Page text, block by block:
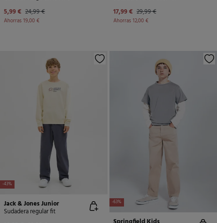
5,99 € 24,99 €
Ahorras 19,00 €
17,99 € 29,99 €
Ahorras 12,00 €
-43%
Jack & Jones Junior
Sudadera regular fit
-63%